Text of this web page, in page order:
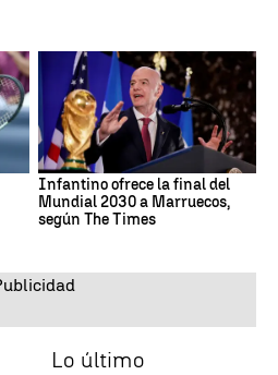
Infantino ofrece la final del
Mundial 2030 a Marruecos,
según The Times
Lo último